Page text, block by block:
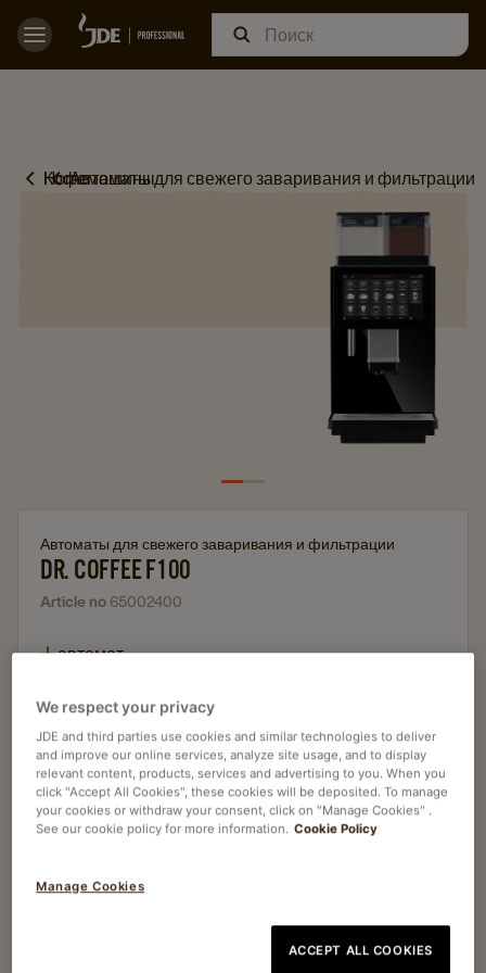
Home
Кофемашины
Автоматы для свежего заваривания и фильтрации
Автоматы для свежего заваривания и фильтрации
DR. COFFEE F100
Article no65002400
автомат
до 36 напитков в меню
до 100 чашек в день
зерновой и растворимый кофе
Запросить коммерческое
Запросить дополнительную информацию
We respect your privacy
JDE and third parties use cookies and similar technologies to deliver
and improve our online services, analyze site usage, and to display
relevant content, products, services and advertising to you. When you
click "Accept All Cookies", these cookies will be deposited. To manage
your cookies or withdraw your consent, click on "Manage Cookies" .
See our cookie policy for more information. Cookie Policy
Manage Cookies
ACCEPT ALL COOKIES